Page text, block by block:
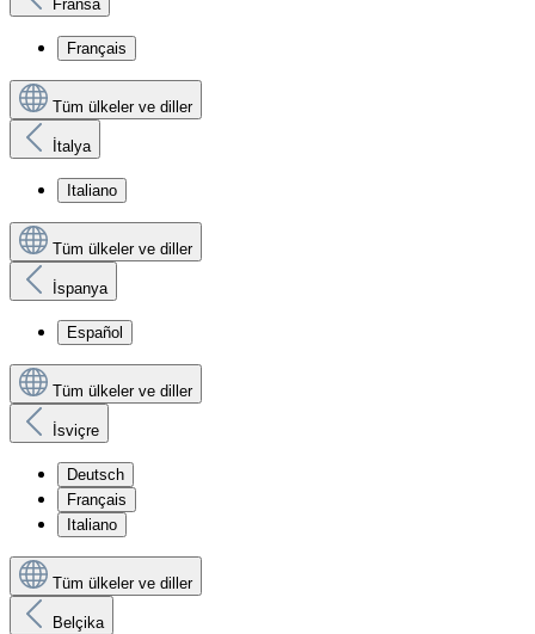
Fransa
Français
Tüm ülkeler ve diller
İtalya
Italiano
Tüm ülkeler ve diller
İspanya
Español
Tüm ülkeler ve diller
İsviçre
Deutsch
Français
Italiano
Tüm ülkeler ve diller
Belçika